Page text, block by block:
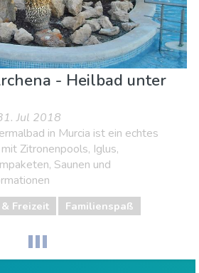
- Heilbad unter
Jul 2018
in Murcia ist ein echtes
Zitronenpools, Iglus,
Saunen und
Freizeit Familienspaß